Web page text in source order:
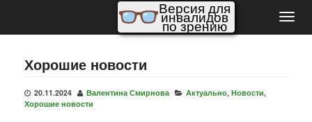
Версия для
инвалидов
по зрению
Хорошие новости
20.11.2024 Валентина Смирнова Актуально, Новости,
Хорошие новости